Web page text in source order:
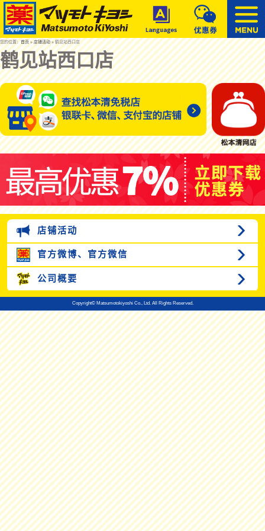
您的位置：首页»店铺活动» 鹤见站西口店
鹤见站西口店
店铺活动
官方微博、 官方微信
公司概要
Copyright© Matsumotokiyoshi Co., Ltd. All Rights Reserved.